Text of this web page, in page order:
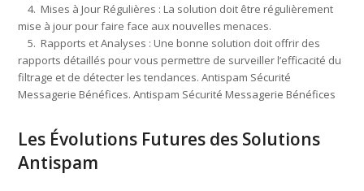
4. Mises à Jour Régulières : La solution doit être régulièrement
mise à jour pour faire face aux nouvelles menaces.
5. Rapports et Analyses : Une bonne solution doit offrir des
rapports détaillés pour vous permettre de surveiller l’efficacité du
filtrage et de détecter les tendances. Antispam Sécurité
Messagerie Bénéfices. Antispam Sécurité Messagerie Bénéfices
Les Évolutions Futures des Solutions
Antispam